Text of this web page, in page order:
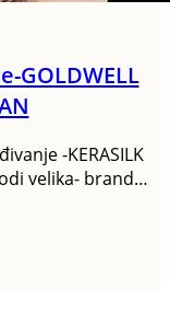
GOLDWELL
-KERASILK
velika- brand…